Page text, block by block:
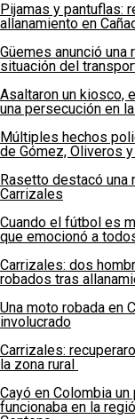
Pijamas y pantuflas:
allanamiento en
Güemes anunció
situación del
Asaltaron un kiosco,
una persecución en
Múltiples hechos
de Gómez, Oliveros
Rasetto destacó una
Carrizales
Cuando el fútbol es
que emocionó a
Carrizales: dos
robados tras
Una moto robada en
involucrado
Carrizales:
la zona rural
Cayó en Colombia
funcionaba en la